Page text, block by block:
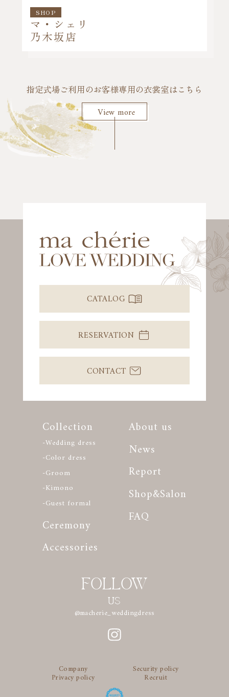
SHOP
マ・シェリ
乃木坂店
指定式場ご利用のお客様専用の衣裳室はこちら
View more
CATALOG
RESERVATION
CONTACT
Collection
-Wedding dress
-Color dress
-Groom
-Kimono
-Guest formal
Ceremony
Accessories
About us
News
Report
Shop&Salon
FAQ
FOLLOW
US
@macherie_weddingdress
Company Security policy
Privacy policy Recruit